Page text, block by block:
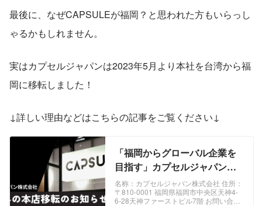
最後に、なぜCAPSULEが福岡？と思われた方もいらっし
ゃるかもしれません。
実はカプセルジャパンは2023年5月より本社を台湾から福
岡に移転しました！
↓詳しい理由などはこちらの記事をご覧ください↓
「福岡からグローバル企業を
目指す」カプセルジャパン、
福岡への本店移転のお知らせ
名称：カプセルジャパン株式会社 住所：
〒810-0001 福岡県福岡市中央区天神4-
6-28天神ファーストビル7階 お問い合わ